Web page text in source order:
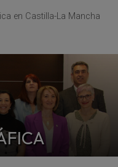
en Castilla-La Mancha